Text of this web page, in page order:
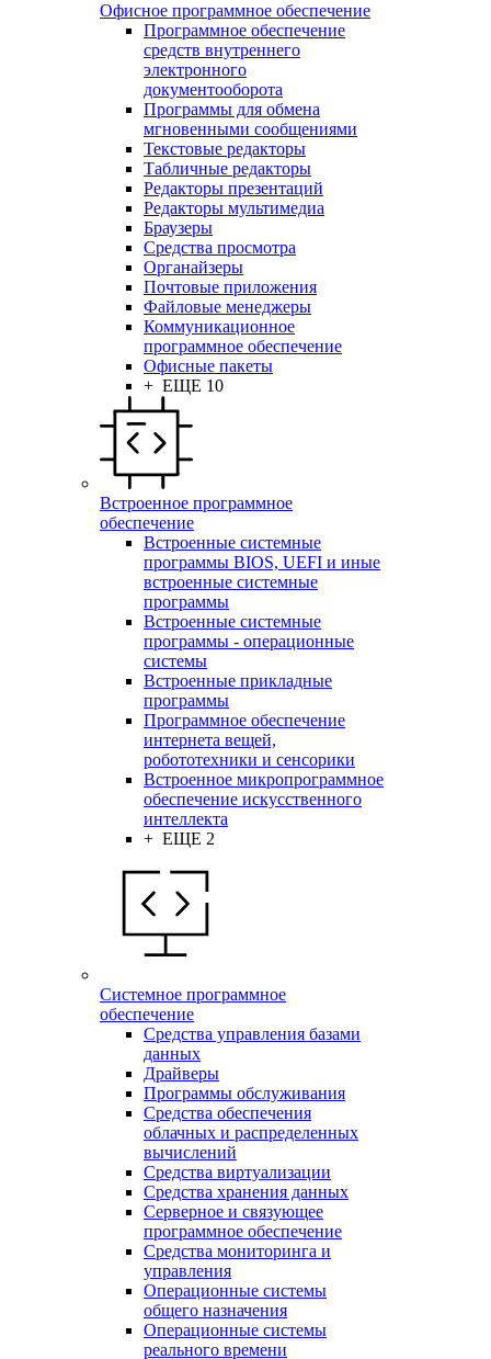
Офисное программное обеспечение
Программное обеспечение
средств внутреннего
электронного
документооборота
Программы для обмена
мгновенными сообщениями
Текстовые редакторы
Табличные редакторы
Редакторы презентаций
Редакторы мультимедиа
Браузеры
Средства просмотра
Органайзеры
Почтовые приложения
Файловые менеджеры
Коммуникационное
программное обеспечение
Офисные пакеты
+ ЕЩЕ 10
Встроенное программное
обеспечение
Встроенные системные
программы BIOS, UEFI и иные
встроенные системные
программы
Встроенные системные
программы - операционные
системы
Встроенные прикладные
программы
Программное обеспечение
интернета вещей,
робототехники и сенсорики
Встроенное микропрограммное
обеспечение искусственного
интеллекта
+ ЕЩЕ 2
Системное программное
обеспечение
Средства управления базами
данных
Драйверы
Программы обслуживания
Средства обеспечения
облачных и распределенных
вычислений
Средства виртуализации
Средства хранения данных
Серверное и связующее
программное обеспечение
Средства мониторинга и
управления
Операционные системы
общего назначения
Операционные системы
реального времени